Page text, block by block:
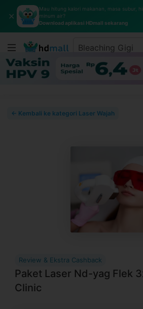
✕
Mau hitung kalori makanan, masa subur,
minum air?
Download aplikasi HDmall sekarang
← Kembali ke kategori Laser Wajah
Review & Ekstra Cashback
Paket Laser Nd-yag Flek
Clinic